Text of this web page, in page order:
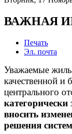
ВАЖНАЯ
Печать
Эл. почта
Уважаемые
качественной и
центрального
категорически
вносить
решения